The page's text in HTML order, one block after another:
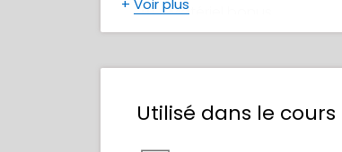
Matériel bonus
+ Voir plus
Utilisé dans le cours